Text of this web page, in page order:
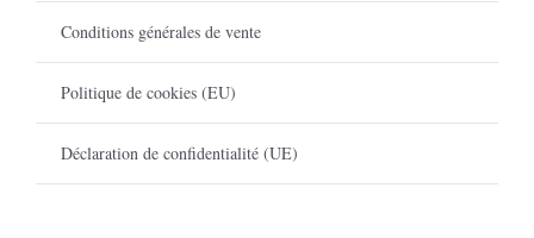
Conditions générales de vente
Politique de cookies (EU)
Déclaration de confidentialité (UE)